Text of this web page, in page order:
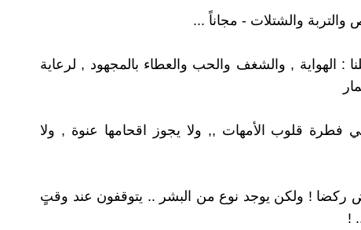
والشتلات - مجاناً ...
: الهواية , والشغف والحب والعطاء بالمجهود , لرعاية
فطرة قلوب الأمهات ,, ولا يجوز اقحامها عنوة , ولا
ركضا ! ولكن يوجد نوع من البشر .. يتوقفون عند وقتٍ
!